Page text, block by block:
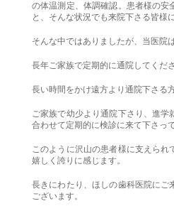
の体温測定、体調確認。患者様の
と、そんな状況でも来院下さる皆様
そんな中ではありましたが、当医院
長年ご家族で定期的に通院してくだ
長い時間をかけ遠方より通院下さる
ご家族で幼少より通院下さり、進
合わせて定期的に検診に来て下さっ
このように沢山の患者様に支えら
嬉しく誇りに感じます。
長きにわたり、ほしの歯科医院に
ございます。